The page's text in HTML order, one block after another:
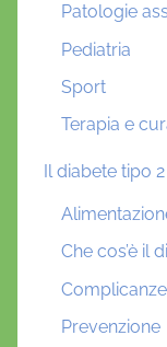
Patologie
Pediatria
Sport
Terapia e
Il diabete tipo 2
Che cos’è il
Complicanze
Prevenzione